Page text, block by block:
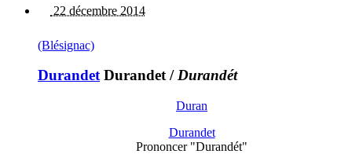
22 décembre 2014
(Blésignac)
DurandetDurandet/Durandét
Duran
Durandet
Prononcer "Durandét"